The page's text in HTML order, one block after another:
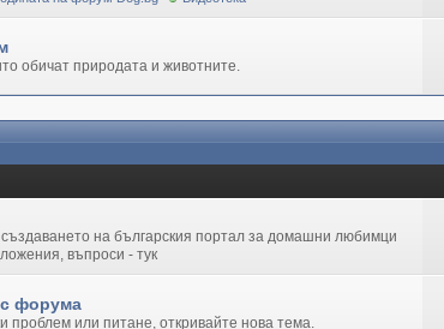
обичат природата и животните.
създаването на българския портал за домашни любимци
въпроси - тук
форума
проблем или питане, откривайте нова тема.